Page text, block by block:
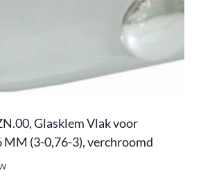
Glasklem Vlak voor
(3-0,76-3), verchroomd